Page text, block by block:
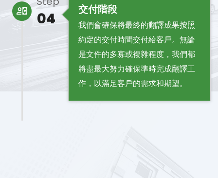
交付階段
我們會確保將最終的翻譯成果按照
約定的交付時間交付給客戶。無論
是文件的多寡或複雜程度，我們都
將盡最大努力確保準時完成翻譯工
作，以滿足客戶的需求和期望。
04